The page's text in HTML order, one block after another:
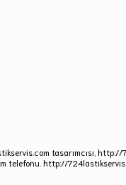
tasarımcısı,
http://